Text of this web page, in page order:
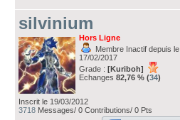
silvinium
Hors Ligne
Membre Inactif depuis le
17/02/2017
Grade : [Kuriboh]
Echanges 82,76 % (34)
Inscrit le 19/03/2012
3718 Messages/ 0 Contributions/ 0 Pts